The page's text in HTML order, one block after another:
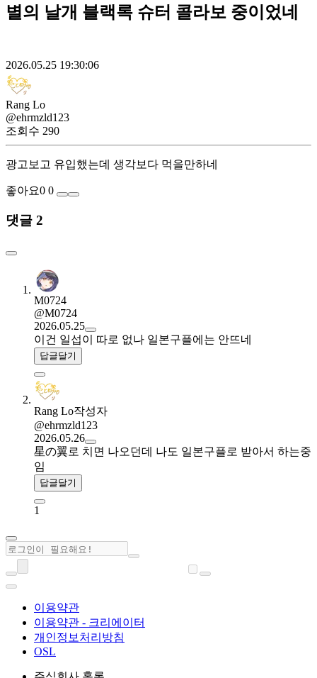
별의 날개 블랙록 슈터 콜라보 중이었네
2026.05.25 19:30:06
Rang Lo
@ehrmzld123
조회수 290
광고보고 유입했는데 생각보다 먹을만하네
좋아요0 0
댓글 2
M0724
@M0724
2026.05.25
이건 일섭이 따로 없나 일본구플에는 안뜨네
답글달기
Rang Lo작성자
@ehrmzld123
2026.05.26
星の翼로 치면 나오던데 나도 일본구플로 받아서 하는중
임
답글달기
1
이용약관
이용약관 - 크리에이터
개인정보처리방침
OSL